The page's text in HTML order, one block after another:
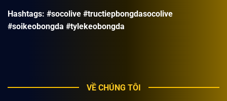
Hashtags: #socolive #tructiepbongdasocolive
#soikeobongda #tylekeobongda
VỀ CHÚNG TÔI